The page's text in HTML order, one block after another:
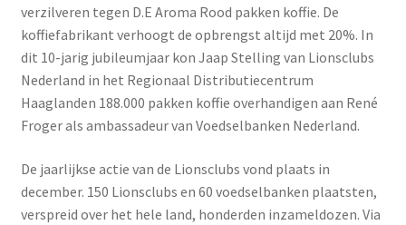
verzilveren tegen D.E Aroma Rood pakken koffie. De
koffiefabrikant verhoogt de opbrengst altijd met 20%. In
dit 10-jarig jubileumjaar kon Jaap Stelling van Lionsclubs
Nederland in het Regionaal Distributiecentrum
Haaglanden 188.000 pakken koffie overhandigen aan René
Froger als ambassadeur van Voedselbanken Nederland.
De jaarlijkse actie van de Lionsclubs vond plaats in
december. 150 Lionsclubs en 60 voedselbanken plaatsten,
verspreid over het hele land, honderden inzameldozen. Via